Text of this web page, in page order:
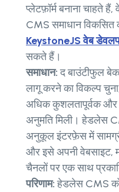
प्लेटफ़ॉर्म बनाना चाहते
CMS समाधान विकसित
KeystoneJS वेब
सकते हैं।
समाधान:द बाउंटीफुल
लागू करने का विकल्प
अधिक कुशलतापूर्वक और
अनुमति मिली। हेडलेस
अनुकूल इंटरफ़ेस में
और इसे अपनी वेबसाइट,
चैनलों पर एक साथ
परिणाम:हेडलेस CMS